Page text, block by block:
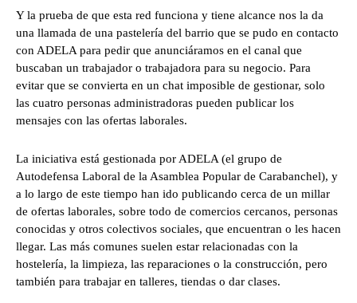
Y la prueba de que esta red funciona y tiene alcance nos la da
una llamada de una pastelería del barrio que se pudo en contacto
con ADELA para pedir que anunciáramos en el canal que
buscaban un trabajador o trabajadora para su negocio. Para
evitar que se convierta en un chat imposible de gestionar, solo
las cuatro personas administradoras pueden publicar los
mensajes con las ofertas laborales.
La iniciativa está gestionada por ADELA (el grupo de
Autodefensa Laboral de la Asamblea Popular de Carabanchel), y
a lo largo de este tiempo han ido publicando cerca de un millar
de ofertas laborales, sobre todo de comercios cercanos, personas
conocidas y otros colectivos sociales, que encuentran o les hacen
llegar. Las más comunes suelen estar relacionadas con la
hostelería, la limpieza, las reparaciones o la construcción, pero
también para trabajar en talleres, tiendas o dar clases.